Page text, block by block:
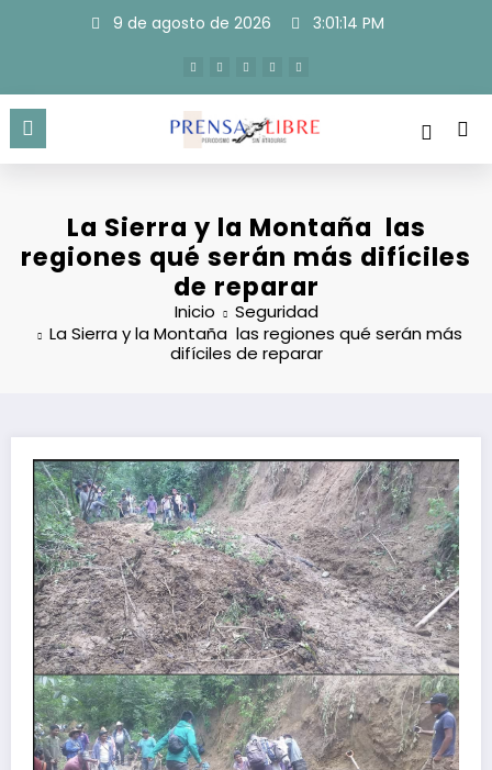
9 de agosto de 2026 3:01:15 PM
La Sierra y la Montaña las
regiones qué serán más difíciles
de reparar
Inicio
Seguridad
La Sierra y la Montaña las regiones qué serán más
difíciles de reparar